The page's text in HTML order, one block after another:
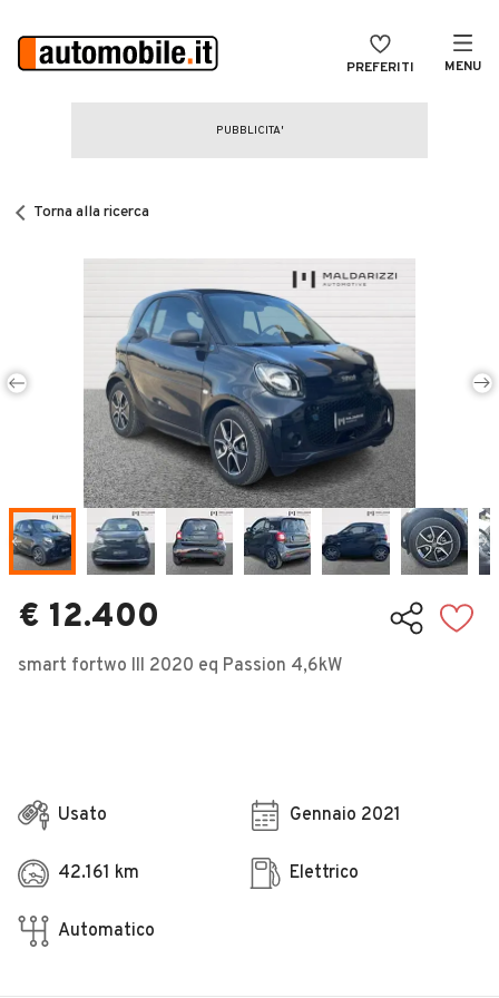
PREFERITI MENU
CERCA
Noleggio a lungo termine
Auto d'epoca
Moto
Camper
Veicoli Commerciali
Concessionari
Torna alla ricerca
€ 12.400
smart fortwo III 2020 eq Passion 4,6kW
Usato Gennaio 2021
42.161 km Elettrico
Automatico